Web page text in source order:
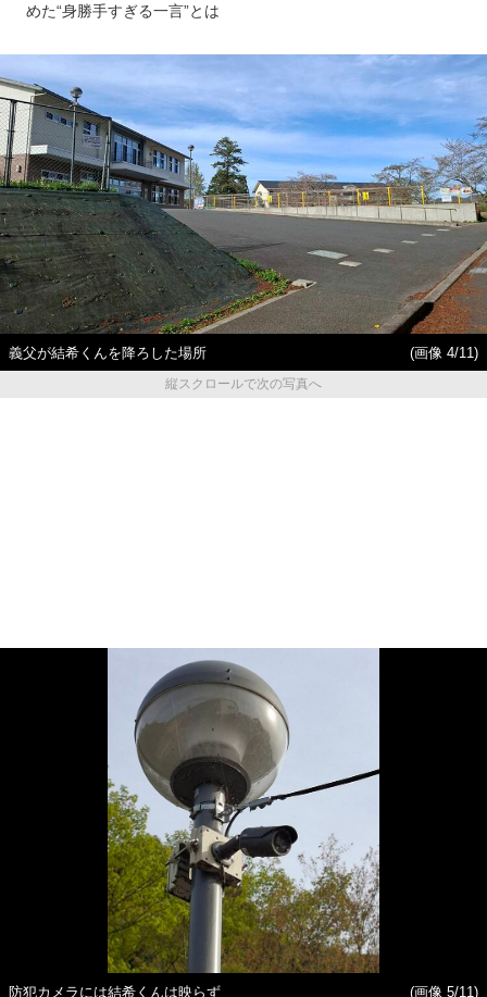
めた“身勝手すぎる一言”とは
義父が結希くんを降ろした場所
(画像 4/11)
縦スクロールで次の写真へ
防犯カメラには結希くんは映らず (画像 5/11)